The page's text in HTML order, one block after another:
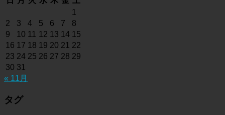
1
2
3 4 5 6 7
8
9
10 11 12 13 14 15
16 17 18 19 20 21 22
23 24 25 26 27 28 29
30 31
« 11月
タグ